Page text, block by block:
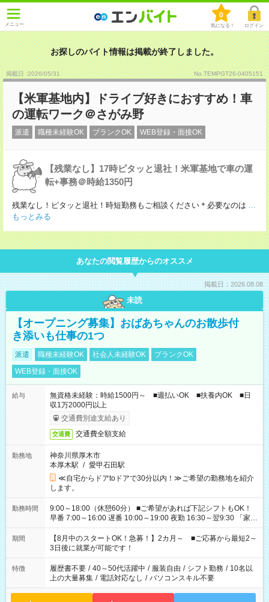
メニュー
0
気になる！ ログイン
お探しのバイト情報は掲載が終了しました。
掲載日 :2026/05/31 No.TEMPGT26-0405151
【米軍基地内】ドライブ好きにおすすめ！車
の運転ワーク＠さがみ野
派遣 職種未経験OK ブランクOK WEB登録・面接OK
【残業なし】17時ピタッと退社！米軍基地で車の運
転+事務＠時給1350円
残業なし！ピタッと退社！時短勤務もご相談ください＊必要なのは ...
もっとみる
あなたの閲覧履歴からのオススメ
掲載日：2026.08.08
未読
【オープニング募集】おばあちゃんのお散歩付
き添いも仕事の1つ
派遣 職種未経験OK 社会人未経験OK
ブランクOK
WEB登録・面接OK
給与
無資格未経験：時給1500円～ ■週払いOK ■扶養内OK ■日
収1万2000円以上
交通費別途支給あり
交通費 交通費全額支給
勤務地
神奈川県厚木市
本厚木駅 / 愛甲石田駅
≪自宅からドアtoドアで30分以内！≫ご希望の勤務地を紹介
します。
勤務時間
9:00～18:00（休憩60分） ■ご希望があれば下記シフトもOK！
早番 7:00～16:00 遅番 10:00～19:00 夜勤 16:30～翌9:30 「家族
と休みを合わせたい」 「余裕を持って夕飯の準備がしたい」
「できれば残業はしたくない」 など、ご希望を教えてください
ね。 ※Wワーク希望の方へ 今ご覧のお仕事で希望する勤務時間
と、もう1つのお仕事の勤務時間。 合計で週40時間を超える場
合は応募できません。
期間
【8月中のスタートOK！急募！】2カ月～ ■ご応募から最短2～
3日後に就業が可能です！
特徴 履歴書不要 / 40～50代活躍中 / 服装自由 / シフト勤務 / 10名以
上の大量募集 / 電話対応なし / パソコンスキル不要